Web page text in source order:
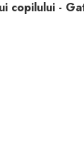
copilului -